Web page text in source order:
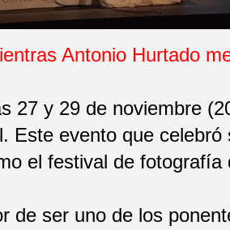
Antonio Hurtado
27 y 29 de noviembre
Este evento que celebró
el festival de fotografía
de ser uno de los